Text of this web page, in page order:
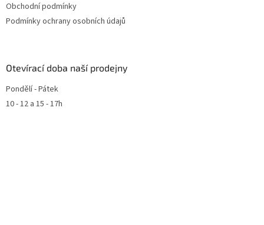
Obchodní podmínky
Podmínky ochrany osobních údajů
Otevírací doba naší prodejny
Pondělí - Pátek
10 - 12 a 15 - 17h